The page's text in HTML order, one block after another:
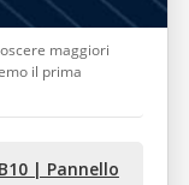
maggiori
il prima
| Pannello